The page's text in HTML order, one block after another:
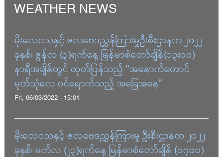
WEATHER NEWS
မိုးလေဝသနှင့် ဇလဗေဒညွှန်ကြားမှုဦးစီးဌာနက ၂၀၂၂
ခုနှစ်၊ ဇွန်လ (၃)ရက်နေ့ မြန်မာစံတော်ချိန်(၁၃း၀၀)
နာရီအချိန်တွင် ထုတ်ပြန်သည့် "အနောက်တောင်
မုတ်သုံလေ ဝင်ရောက်သည့် အခြေအနေ”
Fri, 06/03/2022 - 15:01
မိုးလေဝသနှင့် ဇလဗေဒညွှန်ကြားမှု ဦးစီးဌာနက ၂၀၂၂
ခုနှစ်၊ မတ်လ (၂၃)ရက်နေ့ မြန်မာစံတော်ချိန် (၀၇၀၀)